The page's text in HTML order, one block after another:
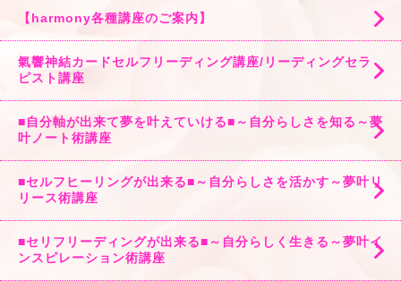
【harmony各種講座のご案内】
氣響神結カードセルフリーディング講座/リーディングセラ
ピスト講座
■自分軸が出来て夢を叶えていける■～自分らしさを知る～夢
叶ノート術講座
■セルフヒーリングが出来る■～自分らしさを活かす～夢叶リ
リース術講座
■セリフリーディングが出来る■～自分らしく生きる～夢叶イ
ンスピレーション術講座